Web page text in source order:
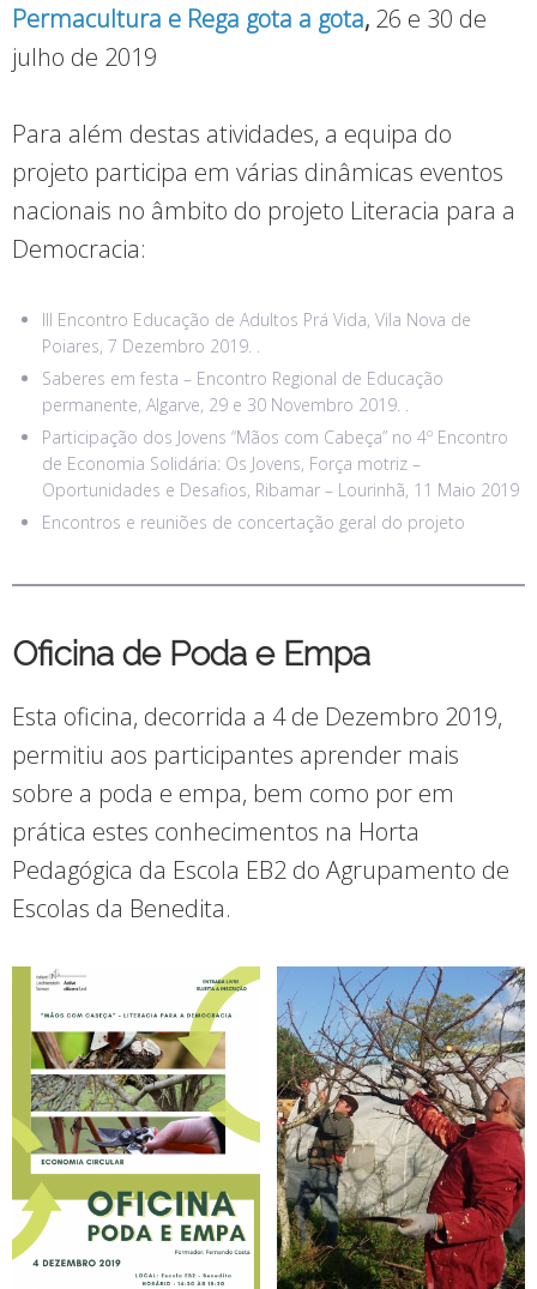
Permacultura e Rega gota a gota, 26 e 30 de
julho de 2019
Para além destas atividades, a equipa do
projeto participa em várias dinâmicas eventos
nacionais no âmbito do projeto Literacia para a
Democracia:
III Encontro Educação de Adultos Prá Vida, Vila Nova de
Poiares, 7 Dezembro 2019. .
Saberes em festa – Encontro Regional de Educação
permanente, Algarve, 29 e 30 Novembro 2019. .
Participação dos Jovens “Mãos com Cabeça” no 4º Encontro
de Economia Solidária: Os Jovens, Força motriz –
Oportunidades e Desafios, Ribamar – Lourinhã, 11 Maio 2019
Encontros e reuniões de concertação geral do projeto
Oficina de Poda e Empa
Esta oficina, decorrida a 4 de Dezembro 2019,
permitiu aos participantes aprender mais
sobre a poda e empa, bem como por em
prática estes conhecimentos na Horta
Pedagógica da Escola EB2 do Agrupamento de
Escolas da Benedita.